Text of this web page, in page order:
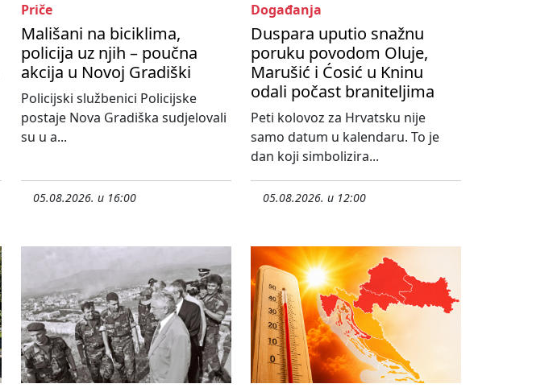
Priče
Mališani na biciklima,
policija uz njih – poučna
akcija u Novoj Gradiški
Policijski službenici Policijske
postaje Nova Gradiška sudjelovali
su u a...
05.08.2026. u 16:00
Događanja
Duspara uputio snažnu
poruku povodom Oluje,
Marušić i Ćosić u Kninu
odali počast braniteljima
Peti kolovoz za Hrvatsku nije
samo datum u kalendaru. To je
dan koji simbolizira...
05.08.2026. u 12:00